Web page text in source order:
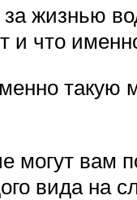
жизнью
что
такую
вам
вида на